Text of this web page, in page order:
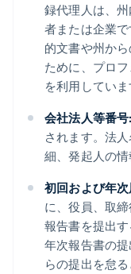
録代理人は、
者または企業
的文書や州か
ために、プロ
を利用していま
会社法人等番号:
されます。法
細、発起人の情
初回および年
に、役員、取
報告書を提出す
年次報告書の
らの提出を怠